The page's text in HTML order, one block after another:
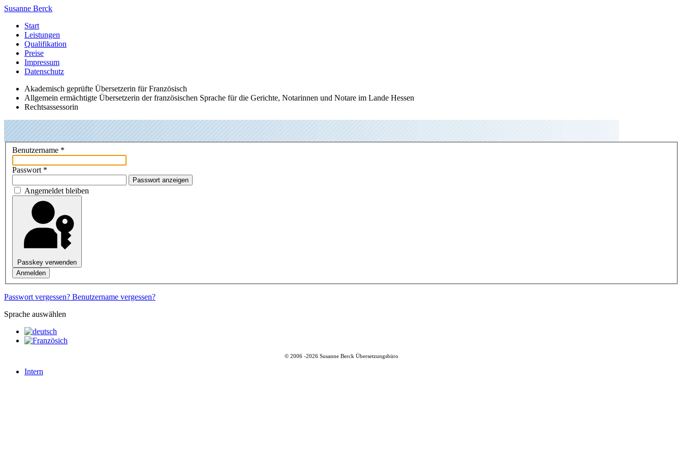
Susanne Berck
Start
Leistungen
Qualifikation
Preise
Impressum
Datenschutz
Akademisch geprüfte Übersetzerin für Französisch
Allgemein ermächtigte Übersetzerin der französischen Sprache für die Gerichte, Notarinnen und Notare im Lande Hessen
Rechtsassessorin
Benutzername *
Passwort *
Passwort anzeigen
Angemeldet bleiben
Passkey verwenden
Anmelden
Passwort vergessen? Benutzername vergessen?
Sprache auswählen
© 2006 -2026 Susanne Berck Übersetzungsbüro
Intern